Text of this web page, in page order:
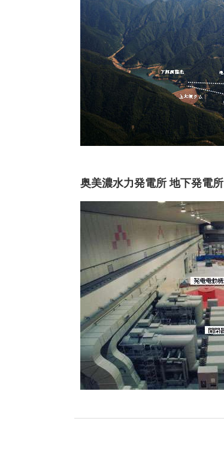
奥美濃水力発電所 地下発電所